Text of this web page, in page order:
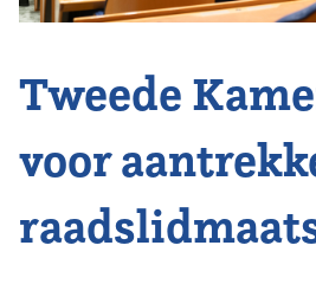
Kennis & Informatie
Vereniging
Tweede
voor